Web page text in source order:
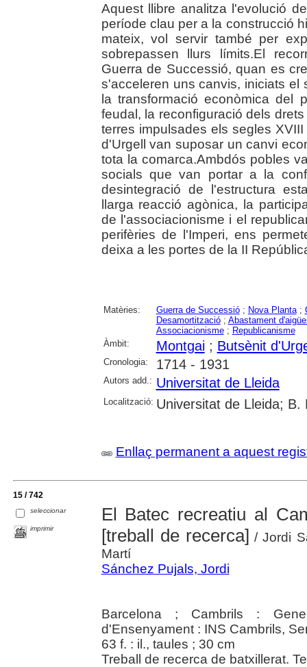
Aquest llibre analitza l'evolució
període clau per a la construcció
mateix, vol servir també per
sobrepassen llurs límits.El
Guerra de Successió, quan es
s'acceleren uns canvis, iniciats el
la transformació econòmica del
feudal, la reconfiguració dels
terres impulsades els segles
d'Urgell van suposar un canvi
tota la comarca.Ambdós pobles
socials que van portar a la
desintegració de l'estructura
llarga reacció agònica, la
de l'associacionisme i el
perifèries de l'Imperi, ens
deixa a les portes de la II
Matèries: Guerra de Successió; Nova Planta;
Desamortització; Abastament
Associacionisme; Republicanisme
Àmbit:
Montgai; Butsènit
Cronologia: 1714 - 1931
Autors add.: Universitat de Lleida
Localització: Universitat de Lleida; B.
Enllaç permanent a aquest
15 / 742
seleccionar
imprimir
El Batec recreatiu al
[treball de recerca] / Jordi
Martí
Sánchez Pujals, Jordi
Barcelona ; Cambrils :
d'Ensenyament : INS Cambrils,
63 f. : il., taules ; 30 cm
Treball de recerca de batxillerat.